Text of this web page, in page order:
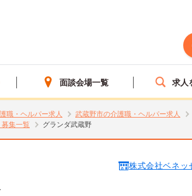
面談会場一覧 求人
職・ヘルパー求人
武蔵野市の介護職・ヘルパー求人
募集一覧
グランダ武蔵野
株式会社ベネッ